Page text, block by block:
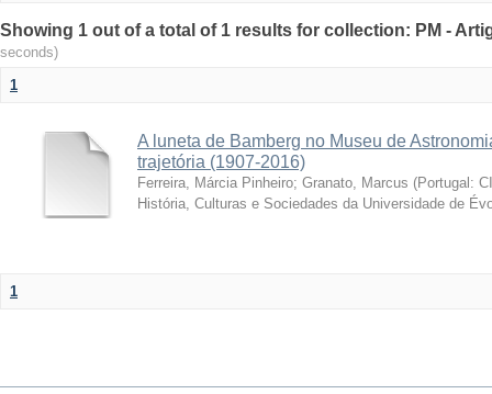
Showing 1 out of a total of 1 results for collection: PM -
seconds)
1
A luneta de Bamberg no Museu de
trajetória (1907-2016)
Ferreira, Márcia Pinheiro; Granato, Marcus (Portugal:
História, Culturas e Sociedades da Universidade de
1